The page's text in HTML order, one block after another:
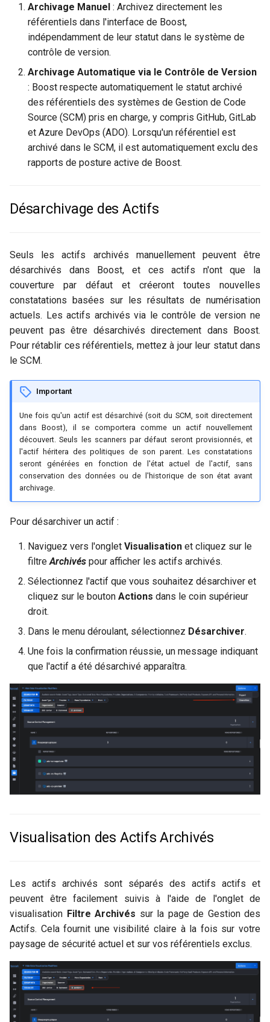
Archivage Manuel : Archivez directement les
référentiels dans l'interface de Boost,
indépendamment de leur statut dans le système de
contrôle de version.
Archivage Automatique via le Contrôle de Version
: Boost respecte automatiquement le statut archivé
des référentiels des systèmes de Gestion de Code
Source (SCM) pris en charge, y compris GitHub, GitLab
et Azure DevOps (ADO). Lorsqu'un référentiel est
archivé dans le SCM, il est automatiquement exclu des
rapports de posture active de Boost.
Désarchivage des Actifs
Seuls les actifs archivés manuellement peuvent être
désarchivés dans Boost, et ces actifs n'ont que la
couverture par défaut et créeront toutes nouvelles
constatations basées sur les résultats de numérisation
actuels. Les actifs archivés via le contrôle de version ne
peuvent pas être désarchivés directement dans Boost.
Pour rétablir ces référentiels, mettez à jour leur statut dans
le SCM.
Important
Une fois qu'un actif est désarchivé (soit du SCM, soit directement
dans Boost), il se comportera comme un actif nouvellement
découvert. Seuls les scanners par défaut seront provisionnés, et
l'actif héritera des politiques de son parent. Les constatations
seront générées en fonction de l'état actuel de l'actif, sans
conservation des données ou de l'historique de son état avant
archivage.
Pour désarchiver un actif :
Naviguez vers l'onglet Visualisation et cliquez sur le
filtreArchivés pour afficher les actifs archivés.
Sélectionnez l'actif que vous souhaitez désarchiver et
cliquez sur le bouton Actions dans le coin supérieur
droit.
Dans le menu déroulant, sélectionnez Désarchiver.
Une fois la confirmation réussie, un message indiquant
que l'actif a été désarchivé apparaîtra.
Visualisation des Actifs Archivés
Les actifs archivés sont séparés des actifs actifs et
peuvent être facilement suivis à l'aide de l'onglet de
visualisation Filtre Archivés sur la page de Gestion des
Actifs. Cela fournit une visibilité claire à la fois sur votre
paysage de sécurité actuel et sur vos référentiels exclus.